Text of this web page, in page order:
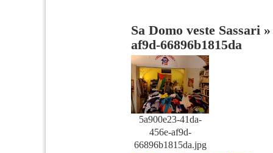
Sa Domo veste Sassari
af9d-66896b1815da
5a900e23-41da-
456e-af9d-
66896b1815da.jpg